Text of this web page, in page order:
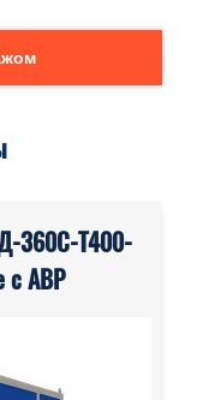
360С-Т400-
с АВР